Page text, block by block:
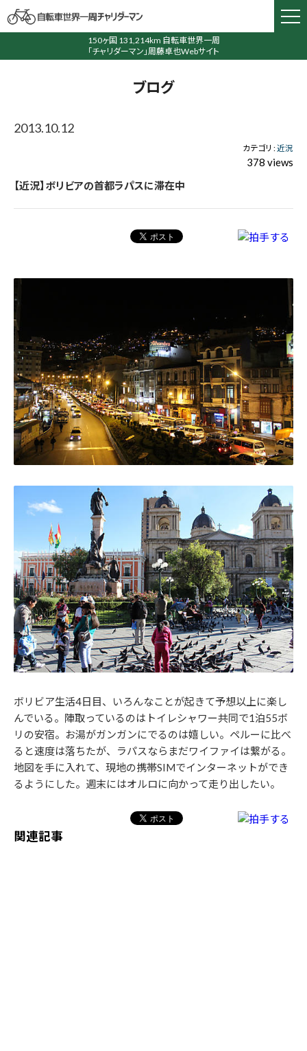
150ヶ国 131,214km 自転車世界一周
「チャリダーマン」周藤卓也Webサイト
ブログ
2013.10.12
カテゴリ :近況
378 views
【近況】ボリビアの首都ラパスに滞在中
ボリビア生活4日目、いろんなことが起きて予想以上に楽し
んでいる。陣取っているのはトイレシャワー共同で1泊55ボ
リの安宿。お湯がガンガンにでるのは嬉しい。ペルーに比べ
ると速度は落ちたが、ラパスならまだワイファイは繋がる。
地図を手に入れて、現地の携帯SIMでインターネットができ
るようにした。週末にはオルロに向かって走り出したい。
関連記事